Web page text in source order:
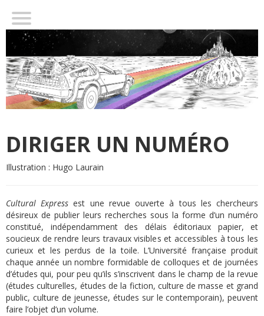
DIRIGER UN NUMÉRO
Illustration : Hugo Laurain
Cultural Express est une revue ouverte à tous les chercheurs
désireux de publier leurs recherches sous la forme d’un numéro
constitué, indépendamment des délais éditoriaux papier, et
soucieux de rendre leurs travaux visibles et accessibles à tous les
curieux et les perdus de la toile. L’Université française produit
chaque année un nombre formidable de colloques et de journées
d’études qui, pour peu qu’ils s’inscrivent dans le champ de la revue
(études culturelles, études de la fiction, culture de masse et grand
public, culture de jeunesse, études sur le contemporain), peuvent
faire l’objet d’un volume.